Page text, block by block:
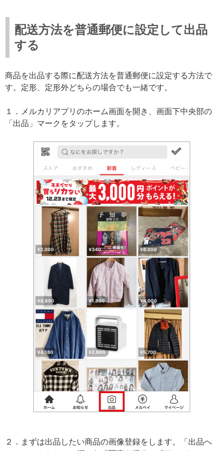
配送方法を普通郵便に設定して出品
する
商品を出品する際に配送方法を普通郵便に設定する方法で
す。定形、定形外どちらの場合でも一緒です。
１．メルカリアプリのホーム画面を開き、画面下中央部の
「出品」マークをタップします。
２．まずは出品したい商品の画像登録をします。「出品へ